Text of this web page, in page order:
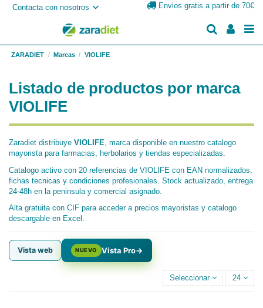
Contacta con nosotros Envios gratis a partir de 70€
ZARADIET Marcas VIOLIFE
Listado de productos por marca
VIOLIFE
Zaradiet distribuye VIOLIFE, marca disponible en nuestro catalogo
mayorista para farmacias, herbolarios y tiendas especializadas.
Catalogo activo con 20 referencias de VIOLIFE con EAN normalizados,
fichas tecnicas y condiciones profesionales. Stock actualizado, entrega
24-48h en la peninsula y comercial asignado.
Alta gratuita con CIF para acceder a precios mayoristas y catalogo
descargable en Excel.
Vista web NUEVO Vista Pro→
Seleccionar 24